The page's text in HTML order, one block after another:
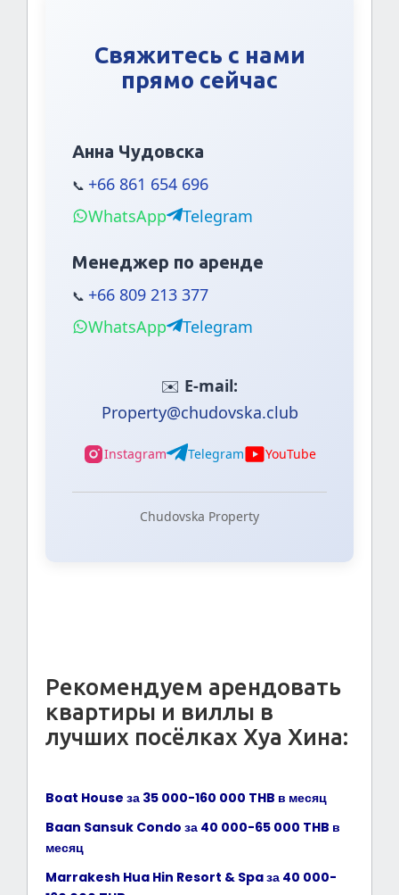
Свяжитесь с нами
прямо сейчас
Анна Чудовска
📞 +66 861 654 696
WhatsApp
Telegram
Менеджер по аренде
📞 +66 809 213 377
WhatsApp
Telegram
✉️ E-mail:
Property@chudovska.club
Instagram Telegram YouTube
Chudovska Property
Рекомендуем арендовать
квартиры и виллы в
лучших посёлках Хуа Хина:
Boat House за 35 000-160 000 THB в месяц
Baan Sansuk Condo за 40 000-65 000 THB в
месяц
Marrakesh Hua Hin Resort & Spaза 40 000-